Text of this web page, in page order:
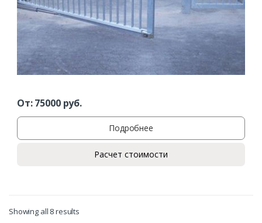
От:75000руб.
Подробнее
Расчет стоимости
Showing all 8 results